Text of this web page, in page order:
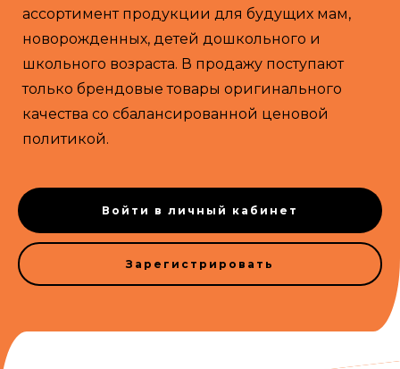
ассортимент продукции для будущих мам,
новорожденных, детей дошкольного и
школьного возраста. В продажу поступают
только брендовые товары оригинального
качества со сбалансированной ценовой
политикой.
Войти в личный кабинет
Зарегистрировать